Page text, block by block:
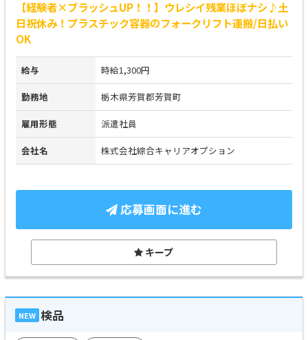
【経験者×ブラッシュUP！！】ウレシイ残業ほぼナシ♪土
日祝休み！プラスチック容器のフォークリフト運搬/日払い
OK
給与 時給1,300円
勤務地 栃木県芳賀郡芳賀町
雇用形態 派遣社員
会社名 株式会社綜合キャリアオプション
応募画面に進む
キープ
NEW 検品